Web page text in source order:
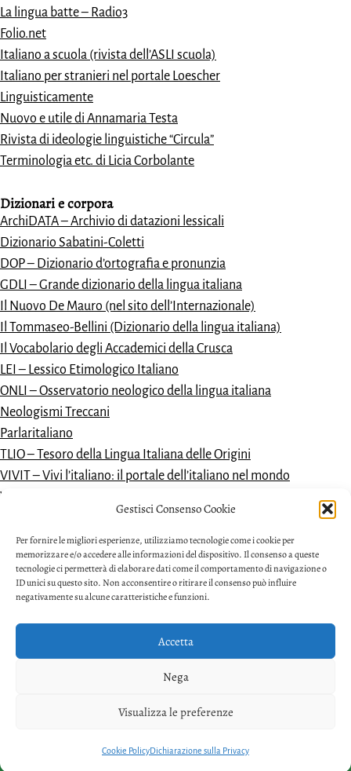
Gestisci Consenso Cookie
Per fornire le migliori esperienze, utilizziamo tecnologie come i cookie per
memorizzare e/o accedere alle informazioni del dispositivo. Il consenso a queste
tecnologie ci permetterà di elaborare dati come il comportamento di navigazione o
ID unici su questo sito. Non acconsentire o ritirare il consenso può influire
negativamente su alcune caratteristiche e funzioni.
Accetta
Nega
Visualizza le preferenze
Cookie PolicyDichiarazione sulla Privacy
La lingua batte – Radio3
Folio.net
Italiano a scuola (rivista dell’ASLI scuola)
Italiano per stranieri nel portale Loescher
Linguisticamente
Nuovo e utile di Annamaria Testa
Rivista di ideologie linguistiche “Circula”
Terminologia etc. di Licia Corbolante
Dizionari ecorpora
ArchiDATA – Archivio di datazioni lessicali
Dizionario Sabatini-Coletti
DOP – Dizionario d’ortografia e pronunzia
GDLI – Grande dizionario della lingua italiana
Il Nuovo De Mauro (nel sito dell’Internazionale)
Il Tommaseo-Bellini (Dizionario della lingua italiana)
Il Vocabolario degli Accademici della Crusca
LEI – Lessico Etimologico Italiano
ONLI – Osservatorio neologico della lingua italiana
Neologismi Treccani
Parlaritaliano
TLIO – Tesoro della Lingua Italiana delle Origini
VIVIT – Vivi l’italiano: il portale dell’italiano nel mondo
Vocabolario dantesco